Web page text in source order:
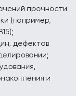
прочности
(например,
дефектов
и